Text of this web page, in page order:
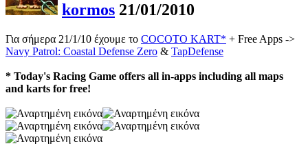
kormos 21/01/2010
Για σήμερα 21/1/10 έχουμε το COCOTO KART* + Free Apps ->
Navy Patrol: Coastal Defense Zero & TapDefense
* Today's Racing Game offers all in-apps including all maps
and karts for free!